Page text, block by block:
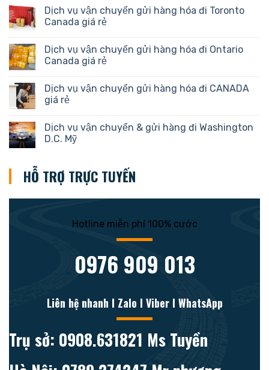
Dịch vụ vận chuyển gửi hàng hóa đi Toronto
Canada giá rẻ
Dịch vụ vận chuyển gửi hàng hóa đi Ontario
Canada giá rẻ
Dịch vụ vận chuyển gửi hàng hóa đi CANADA
giá rẻ
Dịch vụ vận chuyển & gửi hàng đi Washington
D.C. Mỹ
HỖ TRỢ TRỰC TUYẾN
Hotline miễn phí 100% cước
0976 909 013
Liên hệ nhanh l Zalo l Viber l WhatsApp
Trụ sở: 0908.631821 Ms Tuyền